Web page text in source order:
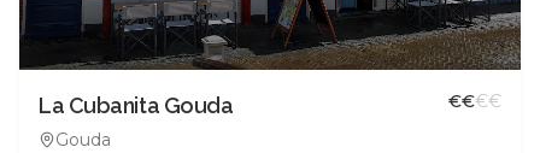
La Cubanita Gouda
Gouda
€€€€